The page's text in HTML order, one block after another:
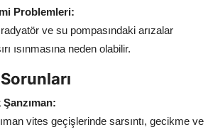
Problemleri:
ve su pompasındaki arızalar
ısınmasına neden olabilir.
vites geçişlerinde sarsıntı, gecikme ve